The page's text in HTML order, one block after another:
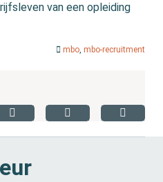
van een opleiding
mbo, mbo-recruitment